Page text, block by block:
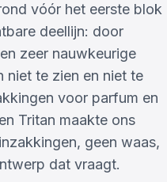
vóór het eerste blok
deellijn: door
zeer nauwkeurige
niet te zien en niet te
voor parfum en
Tritan maakte ons
geen waas,
dat vraagt.